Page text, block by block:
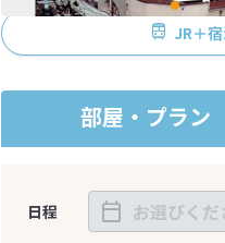
JR＋
部屋・プラン
日程